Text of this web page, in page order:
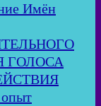
Имён
ГОЛОСА